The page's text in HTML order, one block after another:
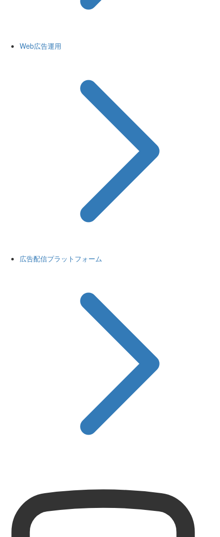
Web広告運用
広告配信プラットフォーム